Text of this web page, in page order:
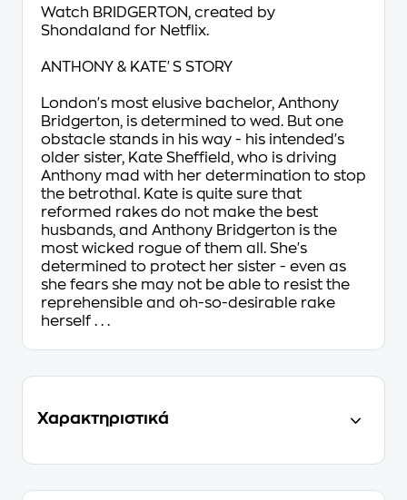
Watch BRIDGERTON, created by
Shondaland for Netflix.
ANTHONY & KATE'S STORY
London's most elusive bachelor, Anthony
Bridgerton, is determined to wed. But one
obstacle stands in his way - his intended's
older sister, Kate Sheffield, who is driving
Anthony mad with her determination to stop
the betrothal. Kate is quite sure that
reformed rakes do not make the best
husbands, and Anthony Bridgerton is the
most wicked rogue of them all. She's
determined to protect her sister - even as
she fears she may not be able to resist the
reprehensible and oh-so-desirable rake
herself . . .
Χαρακτηριστικά